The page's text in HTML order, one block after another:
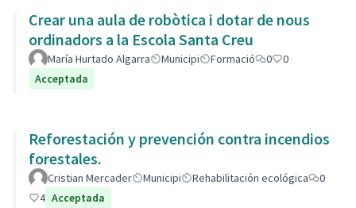
Crear una aula de robòtica i dotar de nous
ordinadors a la Escola Santa Creu
María Hurtado Algarra Municipi Formació 0
0
Acceptada
Reforestación y prevención contra incendios
forestales.
Cristian Mercader Municipi Rehabilitación ecológica
0
4 Acceptada